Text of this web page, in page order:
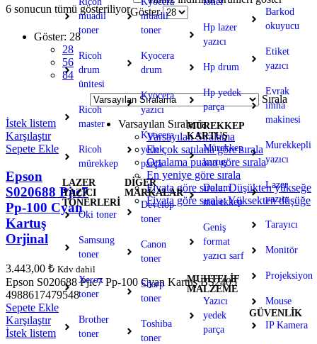
muadil
toner
Ricoh
drum
ünitesi
Ricoh
master
Ricoh
mürekkep
LAZER
YAZICI
TONERLERİ
Oki toner
Samsung
toner
Xerox
toner
Brother
toner
muadil
toner
Kyocera
drum
Kyocera
yazıcı
Kyocera
yedek
parça
DİĞER
MARKALAR
Develop
toner
Canon
toner
Sharp
toner
Toshiba
toner
Hp lazer
yazıcı
Hp drum
Hp yedek
parça
MÜREKKEP
KARTUŞ
Mürekkep
kartuş
Dolum
mürekkep
Geniş
format
yazıcı sarf
MUHTELİF
MALZEME
Yazıcı
yedek
parça
Barkod
okuyucu
Etiket
yazıcı
Evrak
imha
makinesi
Murekkepli
yazıcı
Lazer
yazıcı
Tarayıcı
Monitör
Projeksiyon
Mouse
GÜVENLİK
IP Kamera
6 sonucun tümü gösteriliyorGöster
Göster: 28
28
56
84
Sırala
Varsayılan Sıralama
Varsayılan Sıralama
En çok satılana göre sırala
Ortalama puana göre sırala
En yeniye göre sırala
Fiyata göre sırala: Düşükten yükseğe
Fiyata göre sırala: Yüksekten düşüğe
İstek listem
Karşılaştır
Sepete Ekle
Epson
S020688 Pjıc7
Pp-100 Cyan
Kartuş
Orjinal
3.443,00 ₺ Kdv dahil
Epson S020688 Pjıc7 Pp-100 Cyan Kartuş BS2405
4988617479548
Sepete Ekle
Karşılaştır
İstek listem